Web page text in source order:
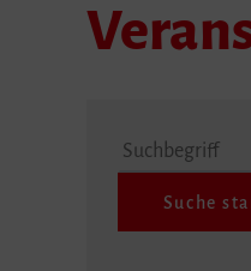
Suchbegriff